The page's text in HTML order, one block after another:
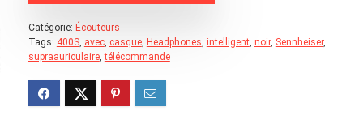
Catégorie: Écouteurs
Tags: 400S, avec, casque, Headphones, intelligent, noir, Sennheiser,
supraauriculaire,télécommande